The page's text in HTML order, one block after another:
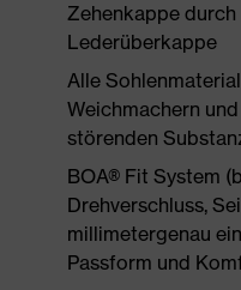
Zehenkappe
Lederüberkappe
Alle
Weichmachern
störenden
BOA® Fit System
Drehverschluss,
millimetergenau
Passform und